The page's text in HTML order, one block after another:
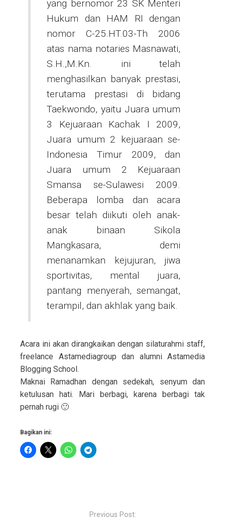
yang bernomor 23 SK Menteri
Hukum dan HAM RI dengan
nomor C-25.HT.03-Th 2006
atas nama notaries Masnawati,
S.H.,M.Kn. ini telah
menghasilkan banyak prestasi,
terutama prestasi di bidang
Taekwondo, yaitu Juara umum
3 Kejuaraan Kachak I 2009,
Juara umum 2 kejuaraan se-
Indonesia Timur 2009, dan
Juara umum 2 Kejuaraan
Smansa se-Sulawesi 2009.
Beberapa lomba dan acara
besar telah diikuti oleh anak-
anak binaan Sikola
Mangkasara, demi
menanamkan kejujuran, jiwa
sportivitas, mental juara,
pantang menyerah, semangat,
terampil, dan akhlak yang baik.
Acara ini akan dirangkaikan dengan silaturahmi staff,
freelance Astamediagroup dan alumni Astamedia
Blogging School.
Maknai Ramadhan dengan sedekah, senyum dan
ketulusan hati. Mari berbagi, karena berbagi tak
pernah rugi 🙂
Bagikan ini:
Previous Post: